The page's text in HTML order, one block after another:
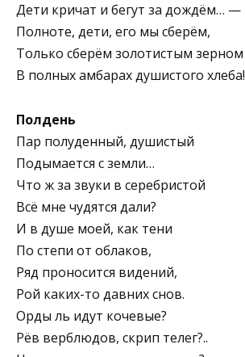
Дети кричат и бегут за дождём… —
Полноте, дети, его мы сберём,
Только сберём золотистым зерном
В полных амбарах душистого хлеба!
Полдень
Пар полуденный, душистый
Подымается с земли…
Что ж за звуки в серебристой
Всё мне чудятся дали?
И в душе моей, как тени
По степи от облаков,
Ряд проносится видений,
Рой каких-то давних снов.
Орды ль идут кочевые?
Рёв верблюдов, скрип телег?..